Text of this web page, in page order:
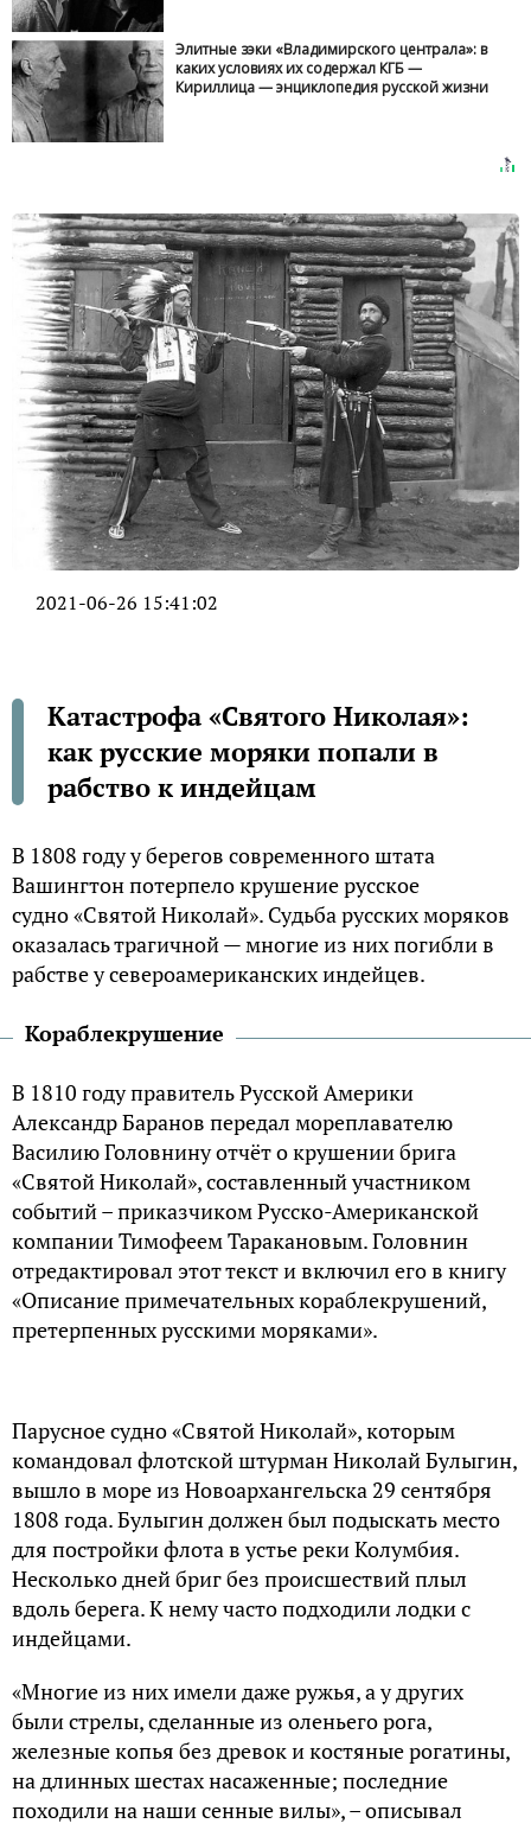
Элитные зэки «Владимирского централа»: в
каких условиях их содержал КГБ —
Кириллица — энциклопедия русской жизни
2021-06-26 15:41:02
Катастрофа «Святого Николая»:
как русские моряки попали в
рабство к индейцам
В 1808 году у берегов современного штата
Вашингтон потерпело крушение русское
судно «Святой Николай». Судьба русских моряков
оказалась трагичной — многие из них погибли в
рабстве у североамериканских индейцев.
Кораблекрушение
В 1810 году правитель Русской Америки
Александр Баранов передал мореплавателю
Василию Головнину отчёт о крушении брига
«Святой Николай», составленный участником
событий – приказчиком Русско-Американской
компании Тимофеем Таракановым. Головнин
отредактировал этот текст и включил его в книгу
«Описание примечательных кораблекрушений,
претерпенных русскими моряками».
Парусное судно «Святой Николай», которым
командовал флотской штурман Николай Булыгин,
вышло в море из Новоархангельска 29 сентября
1808 года. Булыгин должен был подыскать место
для постройки флота в устье реки Колумбия.
Несколько дней бриг без происшествий плыл
вдоль берега. К нему часто подходили лодки с
индейцами.
«Многие из них имели даже ружья, а у других
были стрелы, сделанные из оленьего рога,
железные копья без древок и костяные рогатины,
на длинных шестах насаженные; последние
походили на наши сенные вилы», – описывал